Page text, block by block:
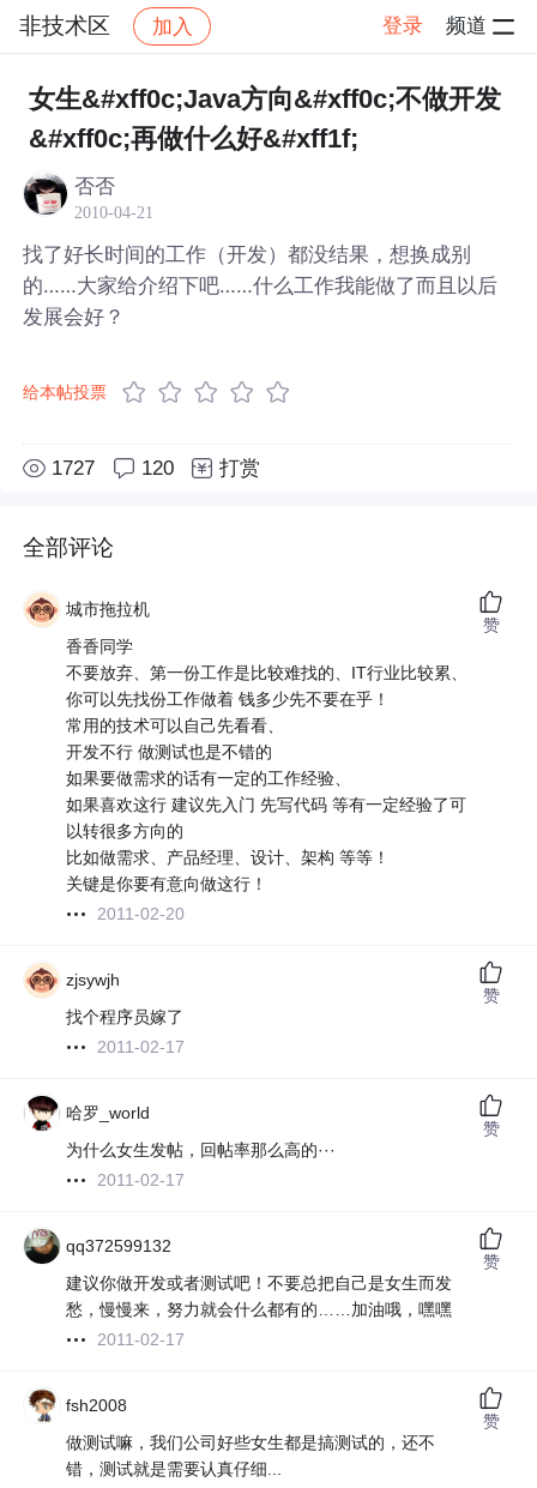
非技术区 加入 登录 频道
社区 非技术区 帖子详情
女生&#xff0c;Java方向&#xff0c;不做开发
&#xff0c;再做什么好&#xff1f;
否否
2010-04-21
找了好长时间的工作（开发）都没结果，想换成别
的……大家给介绍下吧……什么工作我能做了而且以后
发展会好？
给本帖投票
1727 120 打赏
全部评论
城市拖拉机
香香同学
不要放弃、第一份工作是比较难找的、IT行业比较累、
你可以先找份工作做着 钱多少先不要在乎！
常用的技术可以自己先看看、
开发不行 做测试也是不错的
如果要做需求的话有一定的工作经验、
如果喜欢这行 建议先入门 先写代码 等有一定经验了可
以转很多方向的
比如做需求、产品经理、设计、架构 等等！
关键是你要有意向做这行！
2011-02-20
赞
zjsywjh
找个程序员嫁了
2011-02-17
赞
哈罗_world
为什么女生发帖，回帖率那么高的···
2011-02-17
赞
qq372599132
建议你做开发或者测试吧！不要总把自己是女生而发
愁，慢慢来，努力就会什么都有的……加油哦，嘿嘿
2011-02-17
赞
fsh2008
做测试嘛，我们公司好些女生都是搞测试的，还不
错，测试就是需要认真仔细...
赞